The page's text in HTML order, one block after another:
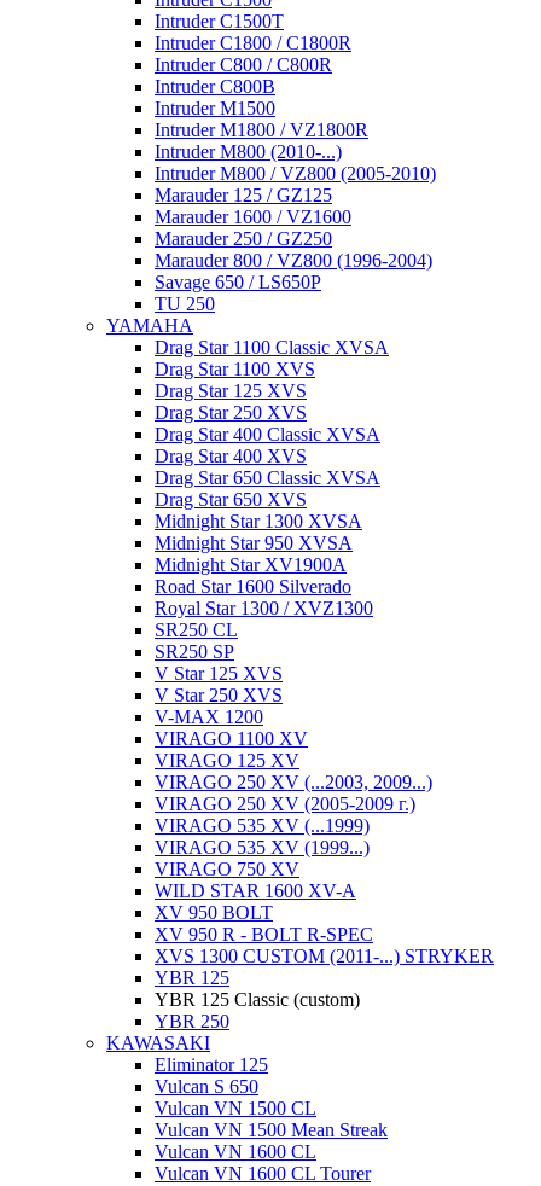
Intruder C1500T
Intruder C1800 / C1800R
Intruder C800 / C800R
Intruder C800B
Intruder M1500
Intruder M1800 / VZ1800R
Intruder M800 (2010-...)
Intruder M800 / VZ800 (2005-2010)
Marauder 125 / GZ125
Marauder 1600 / VZ1600
Marauder 250 / GZ250
Marauder 800 / VZ800 (1996-2004)
Savage 650 / LS650P
TU 250
YAMAHA
Drag Star 1100 Classic XVSA
Drag Star 1100 XVS
Drag Star 125 XVS
Drag Star 250 XVS
Drag Star 400 Classic XVSA
Drag Star 400 XVS
Drag Star 650 Classic XVSA
Drag Star 650 XVS
Midnight Star 1300 XVSA
Midnight Star 950 XVSA
Midnight Star XV1900A
Road Star 1600 Silverado
Royal Star 1300 / XVZ1300
SR250 CL
SR250 SP
V Star 125 XVS
V Star 250 XVS
V-MAX 1200
VIRAGO 1100 XV
VIRAGO 125 XV
VIRAGO 250 XV (...2003, 2009...)
VIRAGO 250 XV (2005-2009 г.)
VIRAGO 535 XV (...1999)
VIRAGO 535 XV (1999...)
VIRAGO 750 XV
WILD STAR 1600 XV-A
XV 950 BOLT
XV 950 R - BOLT R-SPEC
XVS 1300 CUSTOM (2011-...) STRYKER
YBR 125
YBR 125 Classic (custom)
YBR 250
KAWASAKI
Eliminator 125
Vulcan S 650
Vulcan VN 1500 CL
Vulcan VN 1500 Mean Streak
Vulcan VN 1600 CL
Vulcan VN 1600 CL Tourer